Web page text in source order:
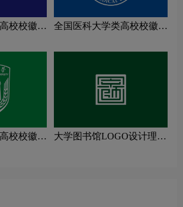
校校徽设
全国医科大学类高校校徽设
校校徽设
大学图书馆LOGO设计理念